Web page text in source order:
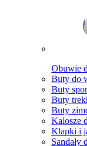
Obuwie
Buty do
Buty
Buty
Buty
Kalosze
Klapki i
Sandały